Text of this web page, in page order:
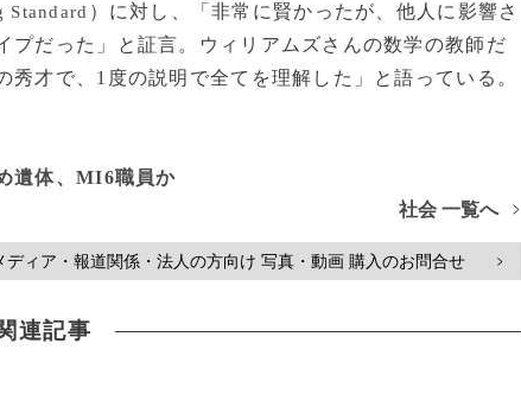
Standard ）に対し、「非常に賢かったが、他人に影響さ
プだった」と証言。ウィリアムズさんの数学の教師だ
才で、1度の説明で全てを理解した」と語っている。
遺体、MI6職員か
社会 一覧へ
>
ディア・報道関係・法人の方向け 写真・動画 購入のお問合せ >
連記事